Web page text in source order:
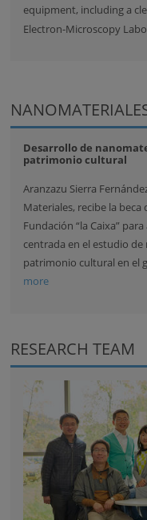
equipment, including a
Electron-Microscopy
Desarrollo de
patrimonio cultural
Aranzazu Sierra
Materiales, recibe la
Fundación “la Caixa”
centrada en el estudio
patrimonio cultural en el
more
RESEARCH TEAM